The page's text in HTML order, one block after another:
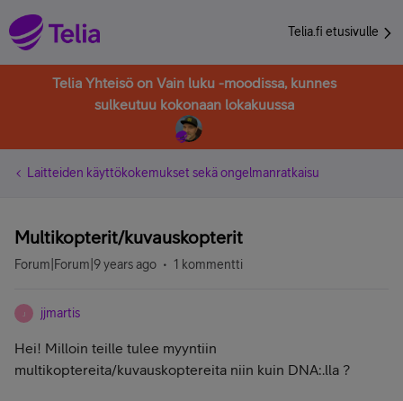
Telia.fi etusivulle
Telia Yhteisö on Vain luku -moodissa, kunnes
sulkeutuu kokonaan lokakuussa
Laitteiden käyttökokemukset sekä ongelmanratkaisu
Multikopterit/kuvauskopterit
Forum|Forum|9 years ago 1 kommentti
J jjmartis
Hei! Milloin teille tulee myyntiin
multikoptereita/kuvauskoptereita niin kuin DNA:.lla ?